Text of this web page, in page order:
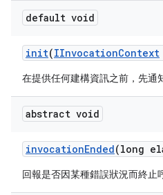
default void
init(IInvocationContext
在提供任何建構資訊之前，先通
abstract void
invocationEnded(long
回報是否因某種錯誤狀況而終止